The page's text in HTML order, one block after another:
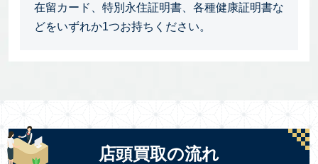
在留カード、特別永住証明書、各種健康証明書な
どをいずれか1つお持ちください。
店頭買取の流れ